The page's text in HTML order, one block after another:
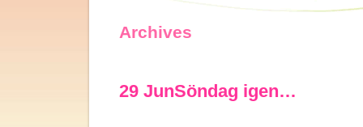
Archives
29 JunSöndag igen…